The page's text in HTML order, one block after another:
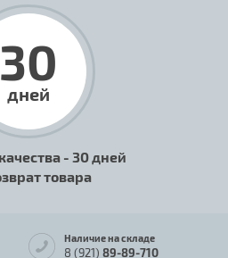
30
дней
- 30 дней
товара
Наличие на складе
8 (921) 89-89-710